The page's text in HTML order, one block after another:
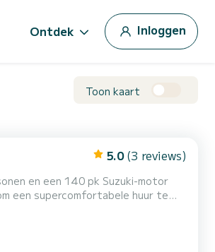
Ontdek Inloggen
Toon kaart
5.0 (3 reviews)
een supercomfortabele huur te